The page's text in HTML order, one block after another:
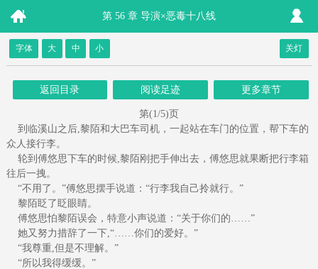
第 56 章 导演×恶毒十八线
字体 大 中 小 关灯
返回目录 阅读足迹 更多章节
第(1/5)页
到临溪山之后,黎陌和大巴车司机，一起站在车门的位置，帮下车的
众人接行李。
轮到傅悠思下车的时候,黎陌刚把手伸出去，傅悠思就果断把行李箱
往后一拽。
“不用了。”傅悠思摆手说道：“行李我自己拎就行。”
黎陌眨了眨眼睛。
傅悠思怕黎陌误会，特意小声说道：“关于你们的……”
她又努力措辞了一下,“……你们的爱好。”
“我尊重,但是不理解。”
“所以我得缓缓。”